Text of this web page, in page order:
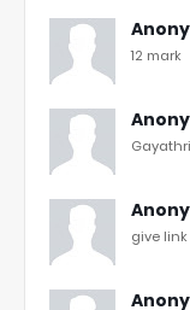
12 mark
give